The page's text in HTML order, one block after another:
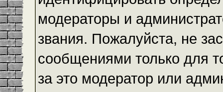
модераторы и
звания. Пожалуйста, не
сообщениями только для
за это модератор или